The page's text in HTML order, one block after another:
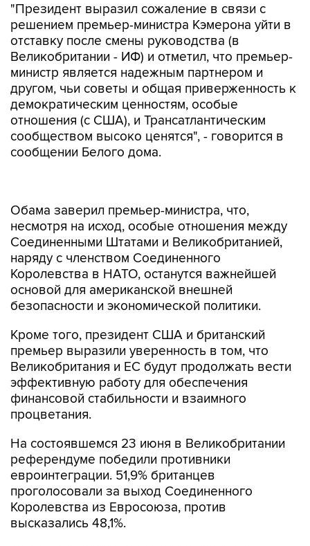
"Президент выразил сожаление в связи с
решением премьер-министра Кэмерона уйти в
отставку после смены руководства (в
Великобритании - ИФ) и отметил, что премьер-
министр является надежным партнером и
другом, чьи советы и общая приверженность к
демократическим ценностям, особые
отношения (с США), и Трансатлантическим
сообществом высоко ценятся", - говорится в
сообщении Белого дома.
Соединенными Штатами и Великобританией,
наряду с членством Соединенного
Королевства в НАТО, останутся важнейшей
основой для американской внешней
безопасности и экономической политики.
Кроме того, президент США и британский
Великобритания и ЕС будут продолжать вести
эффективную работу для обеспечения
финансовой стабильности и взаимного
процветания.
На состоявшемся 23 июня в Великобритании
евроинтеграции. 51,9% британцев
проголосовали за выход Соединенного
Королевства из Евросоюза, против
высказались 48,1%.
Референдум носит рекомендательный